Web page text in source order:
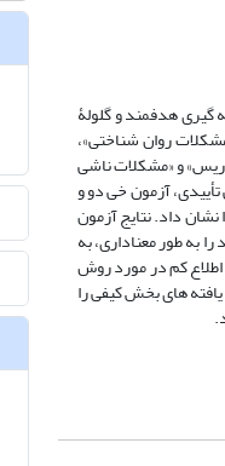
گیری هدفمند و گلولۀ
تحلیل محتوای مصاحبه های انجام شده، 66 مشکل کیفی شناسایی و در 5 بعد شامل «مشکلات روان شناختی»،
و «مشکلات ناشی
تازه کار تکمیل شد. از تحلیل عاملی تأییدی، آزمون خی دو و
داد. نتایج آزمون
به طور معناداری، به
اطلاع کم در مورد روش
های بخش کیفی را